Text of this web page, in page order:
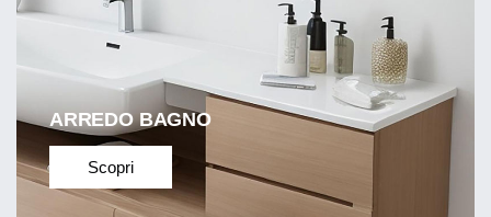
ARREDO BAGNO
Scopri